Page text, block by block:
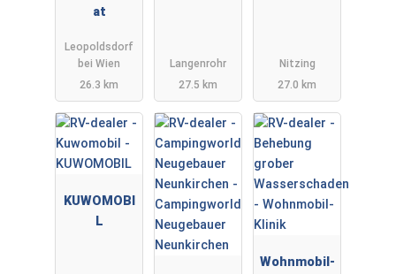
at
Leopoldsdorf
bei Wien
26.3 km
Langenrohr
27.5 km
Nitzing
27.0 km
KUWOMOBI
L
Wohnmobil-